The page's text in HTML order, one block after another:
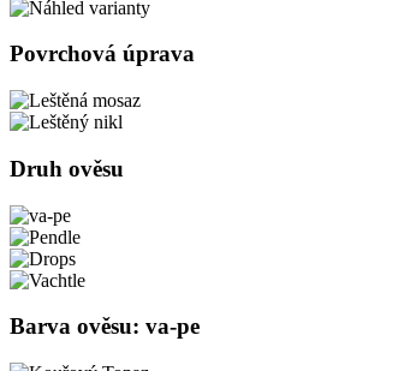
Povrchová úprava
Druh ověsu
Barva ověsu: va-pe